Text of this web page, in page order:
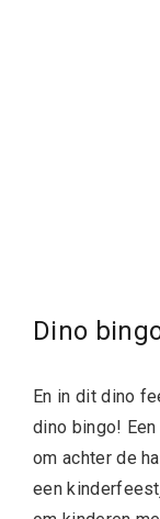
Dino
En in dit dino
dino bingo!
om achter de
een